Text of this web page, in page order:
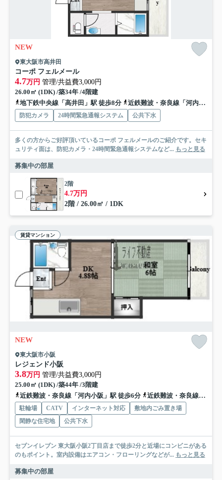
NEW
東大阪市高井田
コーポ フェルメール
4.7万円 管理/共益費3,000円
26.00㎡ (1DK) /築34年 /4階建
地下鉄中央線「高井田」駅 徒歩8分
近鉄難波・奈良線「河内永和」駅 徒歩11分
防犯カメラ 24時間緊急通報システム 公共下水
多くの方からご好評頂いているコーポ フェルメールのご紹介です。セキ
ュリティ面は、防犯カメラ・24時間緊急通報システムなど... もっと見る
募集中の部屋
2階
4.7万円
2階 / 26.00㎡ / 1DK
賃貸マンション
NEW
東大阪市小阪
レジェンド小阪
3.8万円 管理/共益費3,000円
25.00㎡ (1DK) /築44年 /3階建
近鉄難波・奈良線「河内小阪」駅 徒歩6分
近鉄難波・奈良線「八戸ノ里」駅 徒歩9分
駐輪場 CATV インターネット対応
敷地内ごみ置き場
閑静な住宅地
公共下水
セブンイレブン 東大阪小阪2丁目店まで徒歩2分と近場にコンビニがある
のもポイント。室内設備はエアコン・フローリングなどが... もっと見る
募集中の部屋